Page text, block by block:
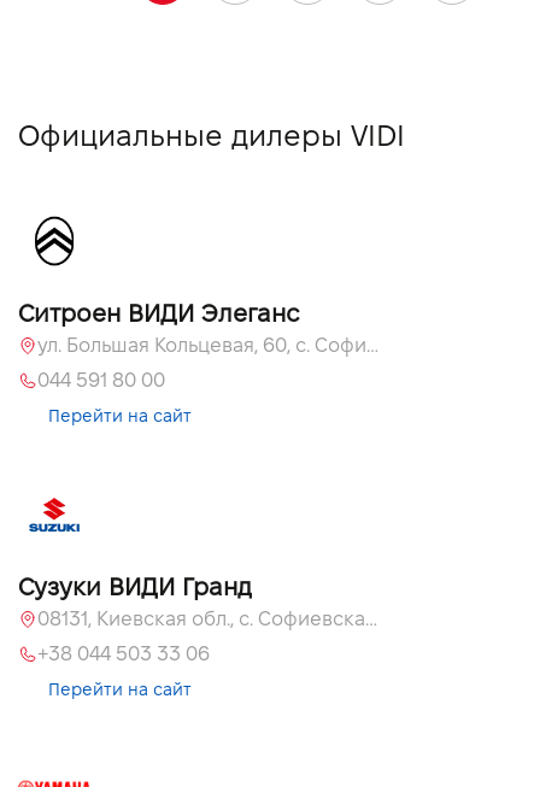
Официальные дилеры VIDI
Ситроен ВИДИ Элеганс
ул. Большая Кольцевая, 60, с. Софиевская Борщаговка, Киевская обл., 08131
044 591 80 00
Перейти на сайт
Сузуки ВИДИ Гранд
08131, Киевская обл., с. Софиевская Борщаговка, ул. Большая Кольцевая, 60
+38 044 503 33 06
Перейти на сайт